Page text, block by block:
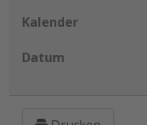
Kalender
Datum